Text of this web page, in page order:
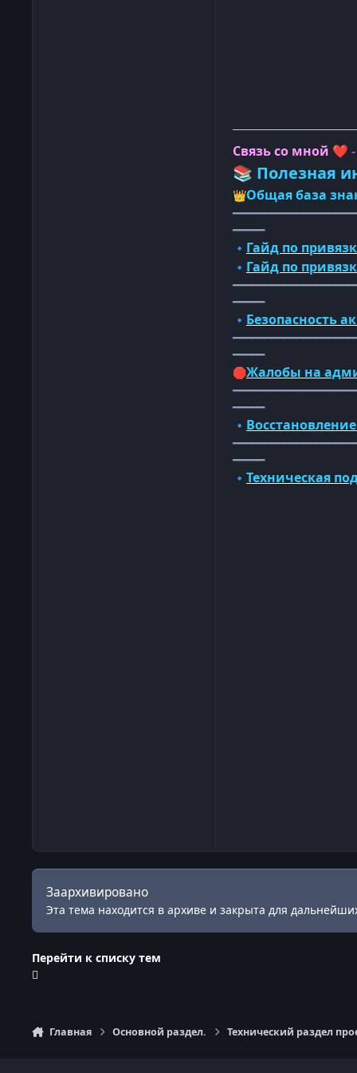
Связь со мной ❤️ -
📚 Полезная
👑Общая база
━━━━━
🔹 Гайд по
🔹 Гайд по
━━━━━
🔹 Безопасность
━━━━━
🛑Жалобы на
━━━━━
🔹
━━━━━
🔹 Техническая
Заархивировано
Эта тема находится в архиве и закрыта для
Перейти к списку тем
Главная Основной раздел. Технический раздел